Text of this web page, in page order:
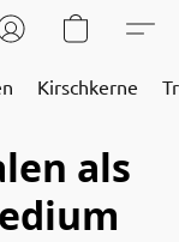
Kirschkerne
als